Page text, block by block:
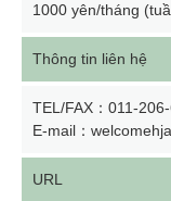
1000 yên/tháng
Thông tin liên hệ
TEL/FAX：011-
E-mail：
URL